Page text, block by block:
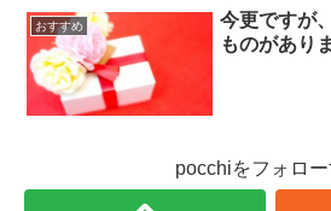
おすすめ
今更ですが
ものがあり
pocchiをフォロー